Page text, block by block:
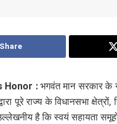
Share
Honor :भगवंत मान सरकार के
पूरे राज्य के विधानसभा
है कि स्वयं सहायता